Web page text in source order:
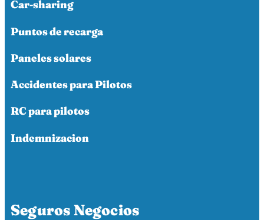
Car-sharing
Puntos de recarga
Paneles solares
Accidentes para Pilotos
RC para pilotos
Indemnizacion
Seguros Negocios